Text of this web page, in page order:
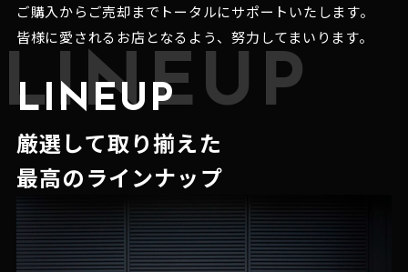
ご購入からご売却までトータルにサポートいたします。
皆様に愛されるお店となるよう、努力してまいります。
LINEUP
LINEUP
厳選して取り揃えた
最高のラインナップ